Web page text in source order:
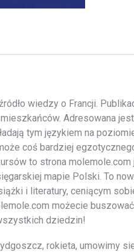
wiedzy o Francji.
Adresowana
tym językiem na
coś bardziej
to strona
mapie Polski. To
i literatury, ceniącym
możecie
dziedzin!
rokieta, umowimy